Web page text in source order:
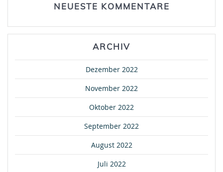
NEUESTE KOMMENTARE
ARCHIV
Dezember 2022
November 2022
Oktober 2022
September 2022
August 2022
Juli 2022